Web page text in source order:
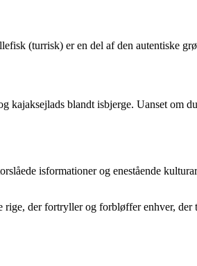
(turrisk) er en del af den autentiske
blandt isbjerge. Uanset om
isformationer og enestående
der fortryller og forbløffer enhver,